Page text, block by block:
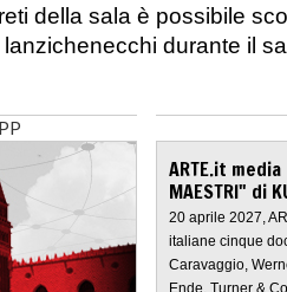
della sala è possibile
durante il
ARTE.it
MAESTRI" di
20 aprile 2027,
italiane cinque
Caravaggio,
Ende, Turner &